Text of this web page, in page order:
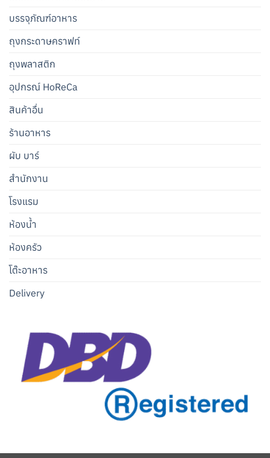
บรรจุภัณฑ์อาหาร
ถุงกระดาษคราฟท์
ถุงพลาสติก
อุปกรณ์ HoReCa
สินค้าอื่น
ร้านอาหาร
ผับ บาร์
สำนักงาน
โรงแรม
ห้องน้ำ
ห้องครัว
โต๊ะอาหาร
Delivery